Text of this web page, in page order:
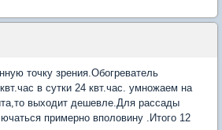
точку зрения.Обогреватель
в сутки 24 квт.час. умножаем на
выходит дешевле.Для рассады
примерно вполовину .Итого 12